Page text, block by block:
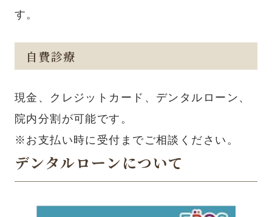
す。
自費診療
現金、クレジットカード、デンタルローン、
院内分割が可能です。
※お支払い時に受付までご相談ください。
デンタルローンについて